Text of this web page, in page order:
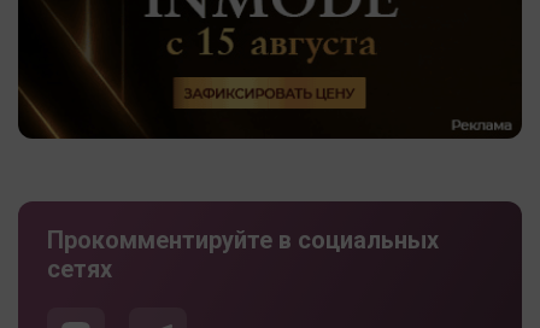
Прокомментируйте в социальных
сетях